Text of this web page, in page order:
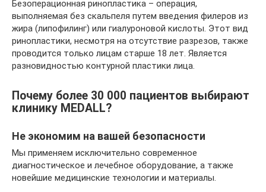
Безоперационная ринопластика – операция,
выполняемая без скальпеля путем введения филеров из
жира (липофилинг) или гиалуроновой кислоты. Этот вид
ринопластики, несмотря на отсутствие разрезов, также
проводится только лицам старше 18 лет. Является
разновидностью контурной пластики лица.
Почему более 30 000 пациентов выбирают
клинику MEDALL?
Не экономим на вашей безопасности
Мы применяем исключительно современное
диагностическое и лечебное оборудование, а также
новейшие медицинские технологии и материалы.